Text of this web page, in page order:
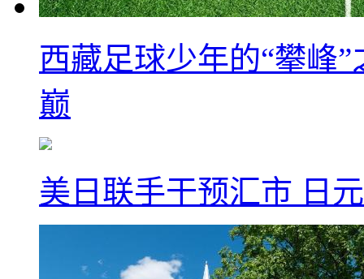
西藏足球少年的“攀峰
巅
美日联手干预汇市 日